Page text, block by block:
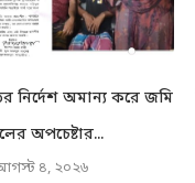
নির্দেশ অমান্য করে জমি
অপচেষ্টার...
৪, ২০২৬